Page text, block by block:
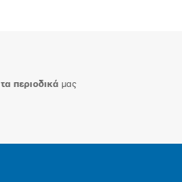
τα περιοδικά μας